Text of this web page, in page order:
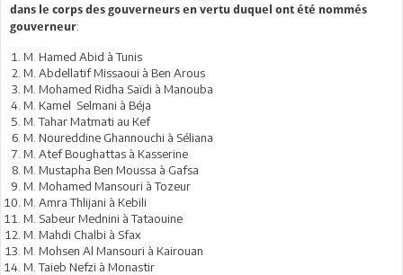
dans le corps des gouverneurs en vertu duquel ont été nommés
gouverneur:
M. Hamed Abid à Tunis
M. Abdellatif Missaoui à Ben Arous
M. Mohamed Ridha Saïdi à Manouba
M. Kamel Selmani à Béja
M. Tahar Matmati au Kef
M. Noureddine Ghannouchi à Séliana
M. Atef Boughattas à Kasserine
M. Mustapha Ben Moussa à Gafsa
M. Mohamed Mansouri à Tozeur
M. Amra Thlijani à Kebili
M. Sabeur Mednini à Tataouine
M. Mahdi Chalbi à Sfax
M. Mohsen Al Mansouri à Kairouan
M. Taieb Nefzi à Monastir